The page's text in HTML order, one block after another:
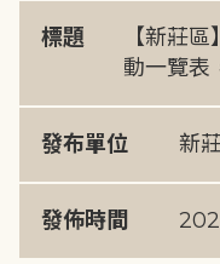
標題
【新莊
動一覽表
發布單位 新
發佈時間